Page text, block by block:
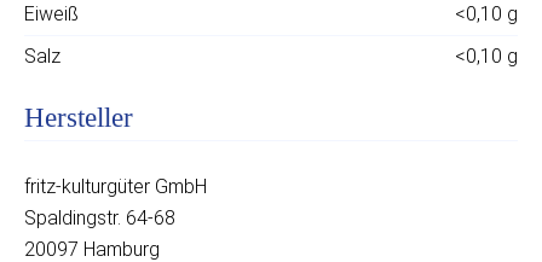
Eiweiß
<0,10 g
Salz
<0,10 g
Hersteller
fritz-kulturgüter GmbH
Spaldingstr. 64-68
20097 Hamburg